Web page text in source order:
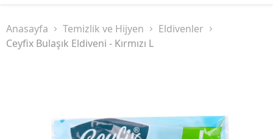
Anasayfa Temizlik ve Hijyen
Eldivenler
Ceyfix Bulaşık Eldiveni - Kırmızı L